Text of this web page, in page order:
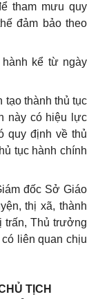
tham mưu quy
đảm bảo theo
kể từ ngày
tạo thành thủ tục
này có hiệu lực
quy định về thủ
tục hành chính
đốc Sở Giáo
thị xã, thành
trấn, Thủ trưởng
liên quan chịu
TỊCH